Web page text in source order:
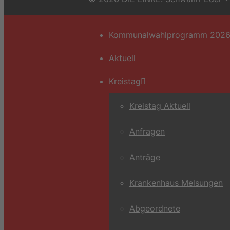
Kommunalwahlprogramm 2026
Aktuell
Kreistag
Kreistag Aktuell
Anfragen
Anträge
Krankenhaus Melsungen
Abgeordnete